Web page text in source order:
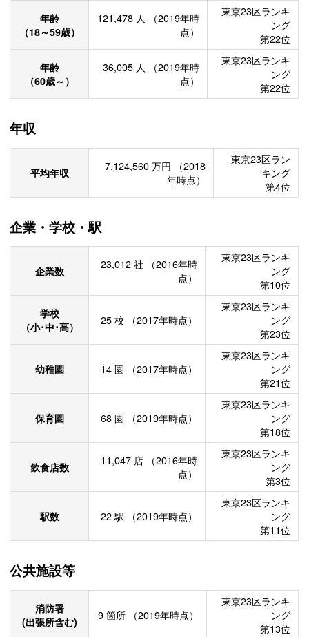
年齢
（18～59歳）
121,478 人
（2019年時
点）
東京23区ランキ
ング
第22位
年齢
（60歳～）
36,005 人
（2019年時
点）
東京23区ランキ
ング
第22位
年収
平均年収 7,124,560 万円
（2018
年時点）
東京23区ラン
キング
第4位
企業・学校・駅
企業数 23,012 社
（2016年時
点）
東京23区ランキ
ング
第10位
学校
（小･中･高）
25 校 （2017年時点）
東京23区ランキ
ング
第23位
幼稚園 14 園 （2017年時点）
東京23区ランキ
ング
第21位
保育園 68 園 （2019年時点）
東京23区ランキ
ング
第18位
飲食店数 11,047 店
（2016年時
点）
東京23区ランキ
ング
第3位
駅数 22駅 （2019年時点）
東京23区ランキ
ング
第11位
公共施設等
消防署
(出張所含む)
9 箇所 （2019年時点）
東京23区ランキ
ング
第13位